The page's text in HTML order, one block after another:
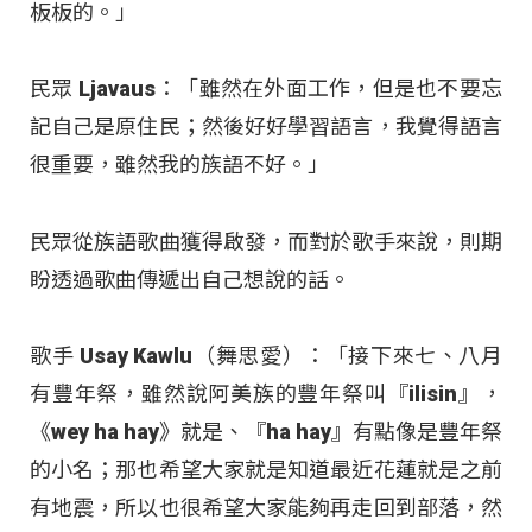
板板的。」
民眾 Ljavaus：「雖然在外面工作，但是也不要忘
記自己是原住民；然後好好學習語言，我覺得語言
很重要，雖然我的族語不好。」
民眾從族語歌曲獲得啟發，而對於歌手來說，則期
盼透過歌曲傳遞出自己想說的話。
歌手 Usay Kawlu（舞思愛）：「接下來七、八月
有豐年祭，雖然說阿美族的豐年祭叫『ilisin』，
《wey ha hay》就是、『ha hay』有點像是豐年祭
的小名；那也希望大家就是知道最近花蓮就是之前
有地震，所以也很希望大家能夠再走回到部落，然